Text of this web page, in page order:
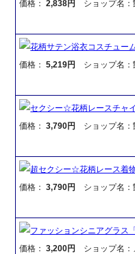
価格：2,838円 ショップ名：
花柄サテン浴衣コスチュー
価格：5,219円 ショップ名：
セクシー☆花柄レースチャ
価格：3,790円 ショップ名：
超セクシー☆花柄レース着
価格：3,790円 ショップ名：
ファッションシニアグラス
価格：3,200円 ショップ名：